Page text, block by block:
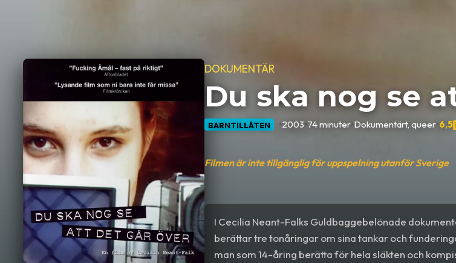
DOKUMENTÄR
Du ska nog se
BARNTILLÅTEN •2003•74 minuter•Dokumentärt, queer•6,5
Filmen är inte tillgänglig för uppspelning utanför Sverige
I Cecilia Neant-Falks Guldbaggebelönade
berättar tre tonåringar om sina tankar och
man som 14-åring berätta för hela släkten och